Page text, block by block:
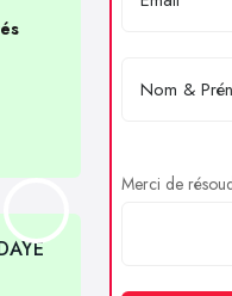
Merci de